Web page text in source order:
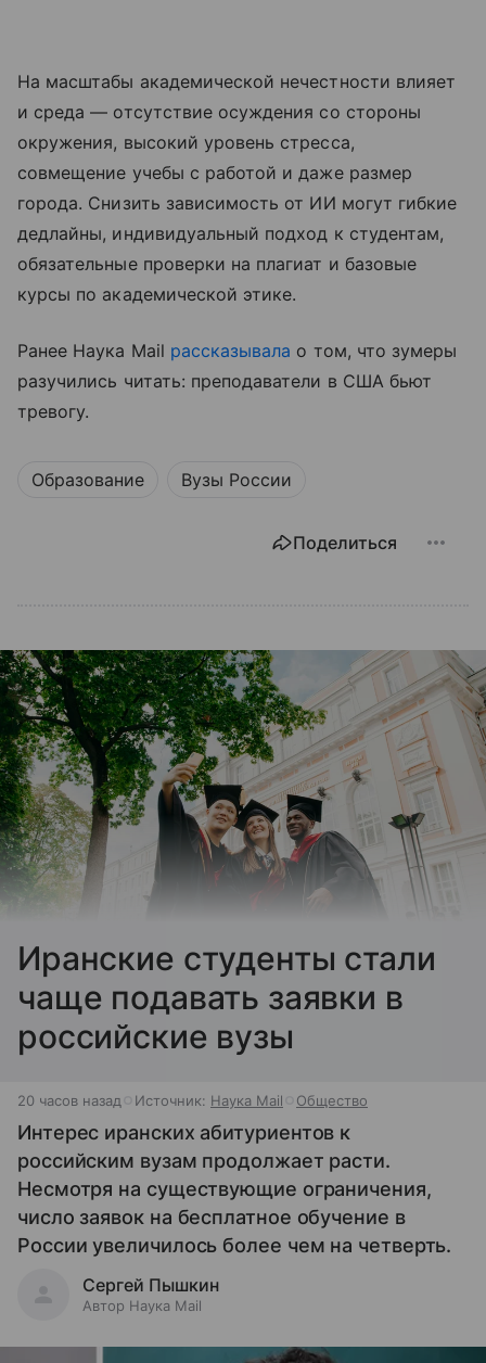
На масштабы академической нечестности влияет
и среда — отсутствие осуждения со стороны
окружения, высокий уровень стресса,
совмещение учебы с работой и даже размер
города. Снизить зависимость от ИИ могут гибкие
дедлайны, индивидуальный подход к студентам,
обязательные проверки на плагиат и базовые
курсы по академической этике.
Ранее Наука Mail рассказывала о том, что зумеры
разучились читать: преподаватели в США бьют
тревогу.
Образование Вузы России
Поделиться
Иранские студенты стали
чаще подавать заявки в
российские вузы
20 часов назад Источник: Наука Mail Общество
Интерес иранских абитуриентов к
российским вузам продолжает расти.
Несмотря на существующие ограничения,
число заявок на бесплатное обучение в
России увеличилось более чем на четверть.
Сергей Пышкин
Автор Наука Mail